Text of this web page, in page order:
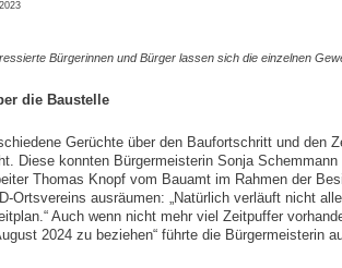
Bürgerinnen und Bürger lassen sich die einzelnen
die Baustelle
Gerüchte über den Baufortschritt und den
Diese konnten Bürgermeisterin Sonja Schemmann
Thomas Knopf vom Bauamt im Rahmen der
Ortsvereins ausräumen: „Natürlich verläuft nicht
Auch wenn nicht mehr viel Zeitpuffer
2024 zu beziehen“ führte die Bürgermeisterin